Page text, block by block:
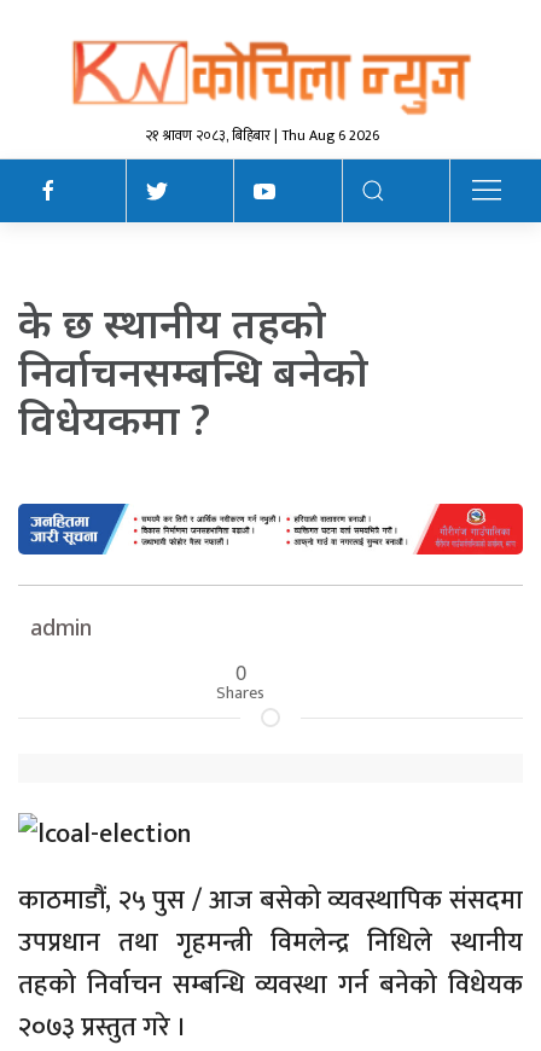
२१ श्रावण २०८३, बिहिबार | Thu Aug 6 2026
के छ स्थानीय तहको
निर्वाचनसम्बन्धि बनेको
विधेयकमा ?
admin
0
Shares
काठमाडौं, २५ पुस / आज बसेको व्यवस्थापिक संसदमा
उपप्रधान तथा गृहमन्त्री विमलेन्द्र निधिले स्थानीय
तहको निर्वाचन सम्बन्धि व्यवस्था गर्न बनेको विधेयक
२०७३ प्रस्तुत गरे ।